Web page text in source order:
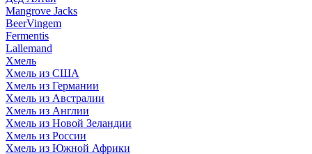
Mangrove Jacks
BeerVingem
Fermentis
Lallemand
Хмель
Хмель из США
Хмель из Германии
Хмель из Австралии
Хмель из Англии
Хмель из Новой Зеландии
Хмель из России
Хмель из Южной Африки